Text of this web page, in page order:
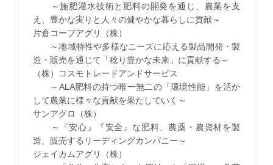
～施肥灌水技術と肥料の開発を通じ、農業を支
え、豊かな実りと人々の健やかな暮らしに貢献～
片倉コープアグリ（株）
～地域特性や多様なニーズに応える製品開発・製
造・販売を通じて「稔り豊かな未来」に貢献する～
（株）コスモトレードアンドサービス
～ALA肥料の持つ唯一無二の「環境性能」を活か
して農業に様々な貢献を果たしていく～
サンアグロ（株）
～『安心』『安全』な肥料、農薬・農資材を製
造、販売するリーディングカンパニー～
ジェイカムアグリ（株）